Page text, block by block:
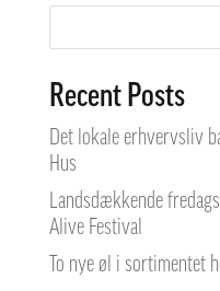
Recent Posts
Det lokale erhvervsliv
Hus
Landsdækkende
Alive Festival
To nye øl i sortimentet